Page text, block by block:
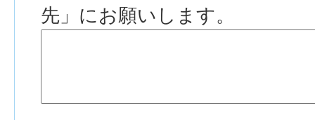
先」にお願いします。